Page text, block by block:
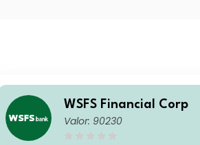
WSFS Financial Corp
Valor: 90230